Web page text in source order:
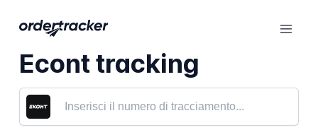
Econt tracking